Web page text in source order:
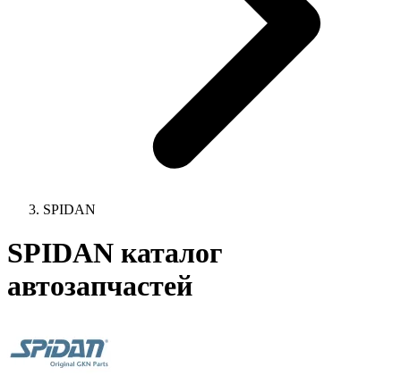
SPIDAN
SPIDAN каталог
автозапчастей